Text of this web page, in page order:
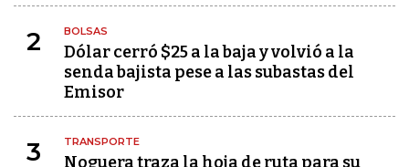
2 BOLSAS
Dólar cerró $25 a la baja y volvió a la
senda bajista pese a las subastas del
Emisor
3 TRANSPORTE
Noguera traza la hoja de ruta para su